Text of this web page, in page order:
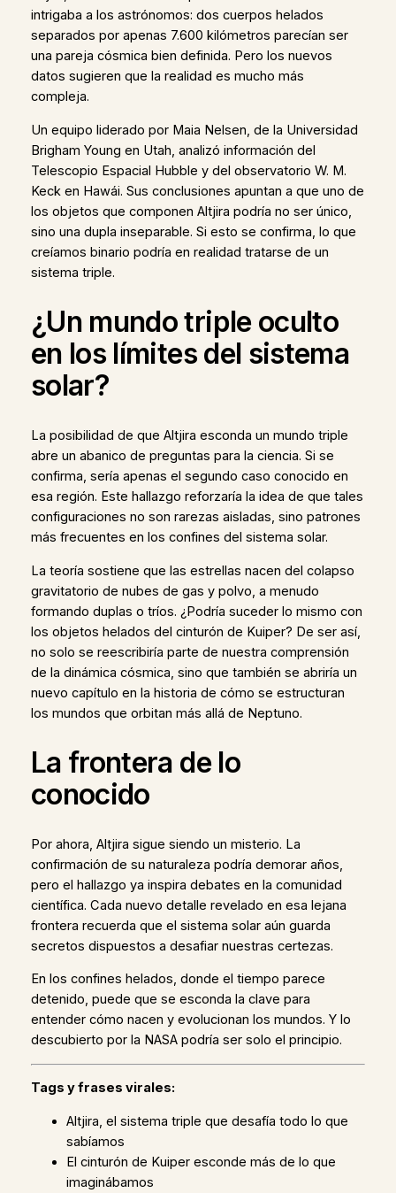
intrigaba a los astrónomos: dos cuerpos helados
separados por apenas 7.600 kilómetros parecían ser
una pareja cósmica bien definida. Pero los nuevos
datos sugieren que la realidad es mucho más
compleja.
Un equipo liderado por Maia Nelsen, de la Universidad
Brigham Young en Utah, analizó información del
Telescopio Espacial Hubble y del observatorio W. M.
Keck en Hawái. Sus conclusiones apuntan a que uno de
los objetos que componen Altjira podría no ser único,
sino una dupla inseparable. Si esto se confirma, lo que
creíamos binario podría en realidad tratarse de un
sistema triple.
¿Un mundo triple oculto
en los límites del sistema
solar?
La posibilidad de que Altjira esconda un mundo triple
abre un abanico de preguntas para la ciencia. Si se
confirma, sería apenas el segundo caso conocido en
esa región. Este hallazgo reforzaría la idea de que tales
configuraciones no son rarezas aisladas, sino patrones
más frecuentes en los confines del sistema solar.
La teoría sostiene que las estrellas nacen del colapso
gravitatorio de nubes de gas y polvo, a menudo
formando duplas o tríos. ¿Podría suceder lo mismo con
los objetos helados del cinturón de Kuiper? De ser así,
no solo se reescribiría parte de nuestra comprensión
de la dinámica cósmica, sino que también se abriría un
nuevo capítulo en la historia de cómo se estructuran
los mundos que orbitan más allá de Neptuno.
La frontera de lo
conocido
Por ahora, Altjira sigue siendo un misterio. La
confirmación de su naturaleza podría demorar años,
pero el hallazgo ya inspira debates en la comunidad
científica. Cada nuevo detalle revelado en esa lejana
frontera recuerda que el sistema solar aún guarda
secretos dispuestos a desafiar nuestras certezas.
En los confines helados, donde el tiempo parece
detenido, puede que se esconda la clave para
entender cómo nacen y evolucionan los mundos. Y lo
descubierto por la NASA podría ser solo el principio.
Tags y frases virales:
Altjira, el sistema triple que desafía todo lo que
sabíamos
El cinturón de Kuiper esconde más de lo que
imaginábamos